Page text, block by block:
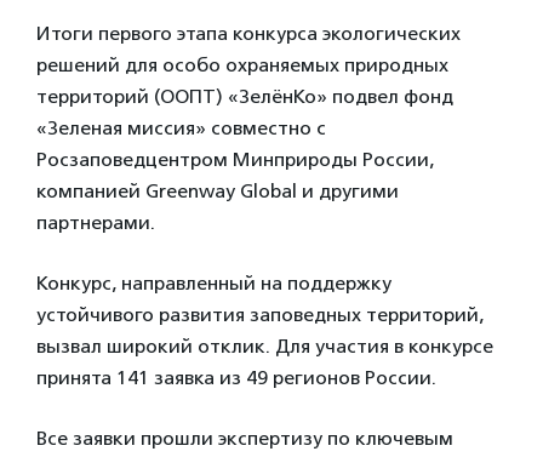
Итоги первого этапа конкурса экологических
решений для особо охраняемых природных
территорий (ООПТ) «ЗелёнКо» подвел фонд
«Зеленая миссия» совместно с
Росзаповедцентром Минприроды России,
компанией Greenway Global и другими
партнерами.
Конкурс, направленный на поддержку
устойчивого развития заповедных территорий,
вызвал широкий отклик. Для участия в конкурсе
принята 141 заявка из 49 регионов России.
Все заявки прошли экспертизу по ключевым